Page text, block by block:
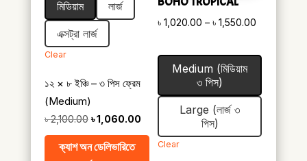
৳ 3,780.00
মিডিয়াম
লার্জ
এক্সট্রা লার্জ
Clear
১২ × ৮ ইঞ্চি – ৩ পিস ফ্রেম
(Medium)
৳2,100.00 Original
price
was:
৳1,060.00Current
price
ক্যাশ অন ডেলিভারিতে
৳1,020.00 – ৳1,550.00
৳ 1,020.00
৳ 1,550.00
Medium (মিডিয়াম
৩ পিস)
Large (লার্জ ৩
পিস)
Clear